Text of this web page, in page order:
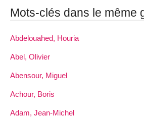
Mots-clés dans le même
Abdelouahed, Houria
Abel, Olivier
Abensour, Miguel
Achour, Boris
Adam, Jean-Michel